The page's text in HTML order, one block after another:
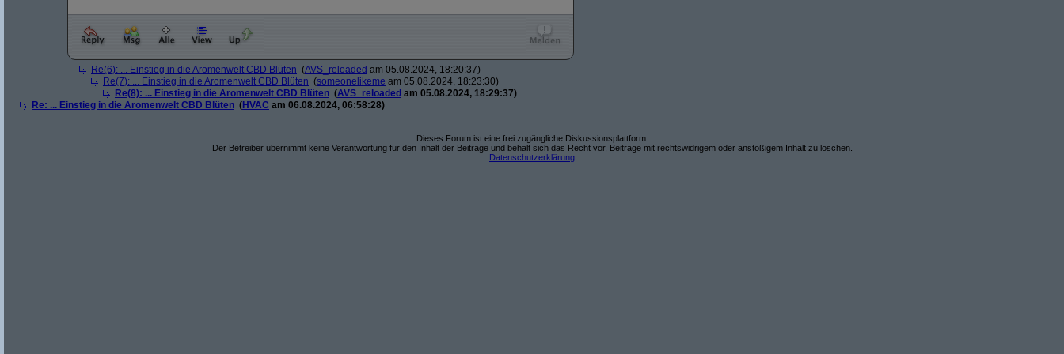
Re(6): ... Einstieg in die Aromenwelt CBD Blüten (AVS_reloaded am 05.08.2024, 18:20:37)
Re(7): ... Einstieg in die Aromenwelt CBD Blüten (someonelikeme am 05.08.2024, 18:23:30)
Re(8): ... Einstieg in die Aromenwelt CBD Blüten (AVS_reloaded am 05.08.2024, 18:29:37)
Re: ... Einstieg in die Aromenwelt CBD Blüten (HVAC am 06.08.2024, 06:58:28)
Dieses Forum ist eine frei zugängliche Diskussionsplattform.
Der Betreiber übernimmt keine Verantwortung für den Inhalt der Beiträge und behält sich das Recht vor, Beiträge mit rechtswidrigem oder anstößigem Inhalt zu löschen.
Datenschutzerklärung